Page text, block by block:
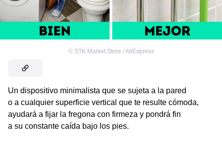
© STK Market Store / AliExpress
Un dispositivo minimalista que se sujeta a la pared
o a cualquier superficie vertical que te resulte cómoda,
ayudará a fijar la fregona con firmeza y pondrá fin
a su constante caída bajo los pies.